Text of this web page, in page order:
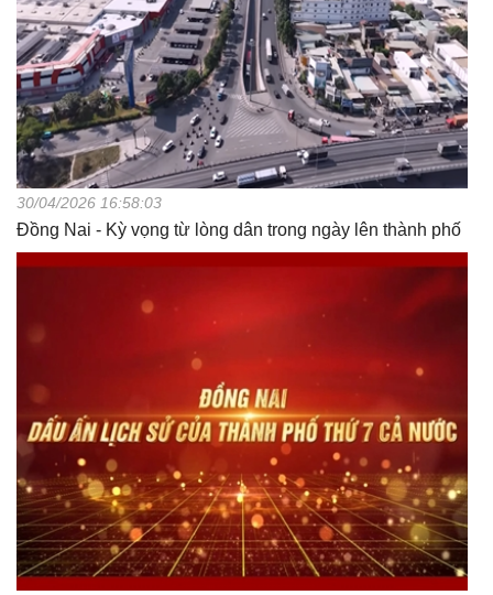
30/04/2026 16:58:03
Đồng Nai - Kỳ vọng từ lòng dân trong ngày lên thành phố